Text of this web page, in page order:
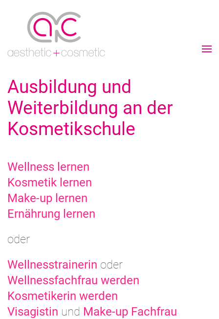
Ausbildung und
Weiterbildung an der
Kosmetikschule
Wellness lernen
Kosmetik lernen
Make-up lernen
Ernährung lernen
oder
Wellnesstrainerin oder
Wellnessfachfrau werden
Kosmetikerin werden
Visagistin und Make-up Fachfrau